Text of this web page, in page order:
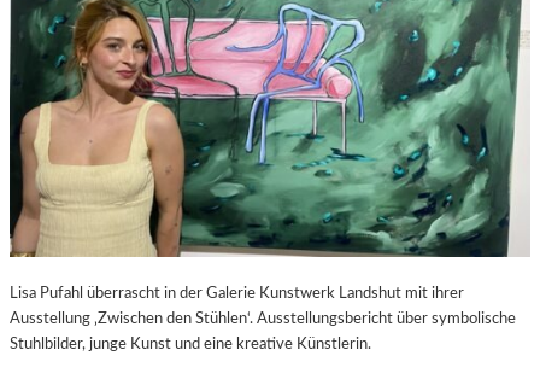
L
-
K
U
L
T
U
R
-
B
O
G
R
I
T
I
K
Z
U
P
E
D
O
A
L
Lisa Pufahl überrascht in der Galerie Kunstwerk Landshut mit ihrer
Ausstellung ‚Zwischen den Stühlen‘. Ausstellungsbericht über symbolische
Stuhlbilder, junge Kunst und eine kreative Künstlerin.